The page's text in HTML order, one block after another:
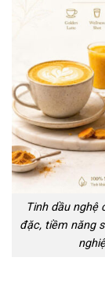
Tinh dầu nghệ
đặc, tiềm năng